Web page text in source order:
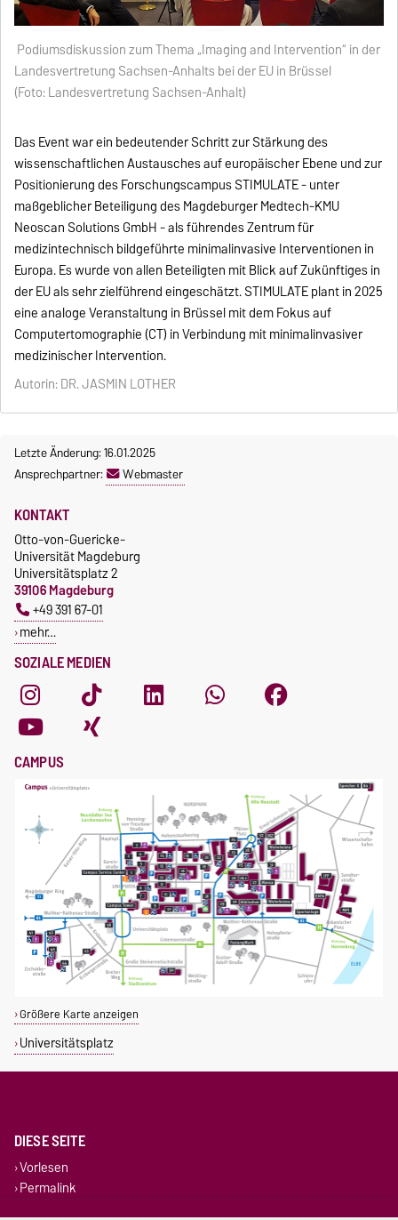
Podiumsdiskussion zum Thema „Imaging and Intervention“ in der
Landesvertretung Sachsen-Anhalts bei der EU in Brüssel
(Foto:Landesvertretung Sachsen-Anhalt)
Das Event war ein bedeutender Schritt zur Stärkung des
wissenschaftlichen Austausches auf europäischer Ebene und zur
Positionierung des Forschungscampus STIMULATE - unter
maßgeblicher Beteiligung des Magdeburger Medtech-KMU
Neoscan Solutions GmbH - als führendes Zentrum für
medizintechnisch bildgeführte minimalinvasive Interventionen in
Europa. Es wurde von allen Beteiligten mit Blick auf Zukünftiges in
der EU als sehr zielführend eingeschätzt. STIMULATE plant in 2025
eine analoge Veranstaltung in Brüssel mit dem Fokus auf
Computertomographie (CT) in Verbindung mit minimalinvasiver
medizinischer Intervention.
Autorin: DR. JASMIN LOTHER
Letzte Änderung: 16.01.2025
Ansprechpartner:
Webmaster
SOZIALE MEDIEN
KONTAKT
Otto-von-Guericke-
Universität Magdeburg
Universitätsplatz 2
39106 Magdeburg
+49 391 67-01
mehr…
CAMPUS
Größere Karte anzeigen
Universitätsplatz
DIESE SEITE
Vorlesen
Permalink